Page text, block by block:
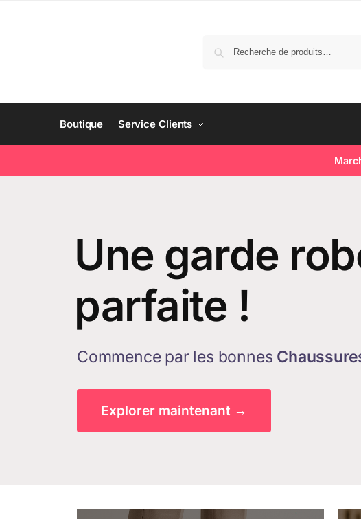
Boutique Service Clients
Une garde
parfaite !
Commence par les bonnes
Explorer maintenant →